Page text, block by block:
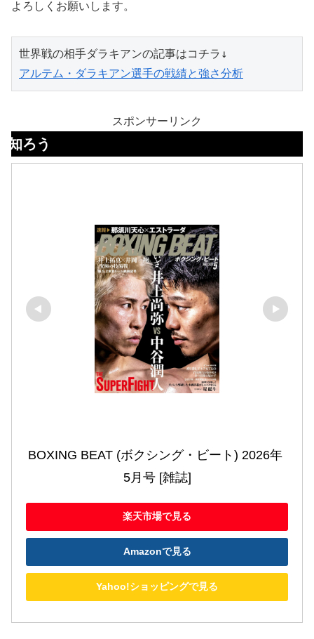
よろしくお願いします。
アルテム・ダラキアン選手の戦績と強さ分析
スポンサーリンク
BOXING BEAT (ボクシング・ビート) 2026年
5月号 [雑誌]
楽天市場で見る
Amazonで見る
Yahoo!ショッピングで見る